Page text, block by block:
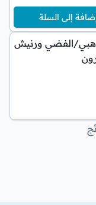
إلى السلة
الفضي ورنيش